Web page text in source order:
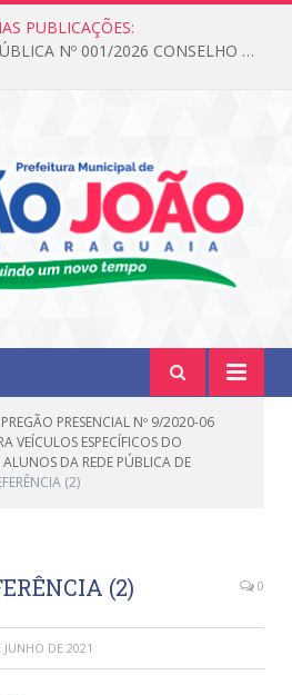
PUBLICAÇÕES:
EDITAL DE CHAMADA PÚBLICA Nº 001/2026 CONSELHO DOS DIREITOS DA CRIANÇA E DO ADOLESCENTE
PREGÃO PRESENCIAL Nº 9/2020-06
VEÍCULOS ESPECÍFICOS DO
ALUNOS DA REDE PÚBLICA DE
(2)
(2) 0
JUNHO DE 2021